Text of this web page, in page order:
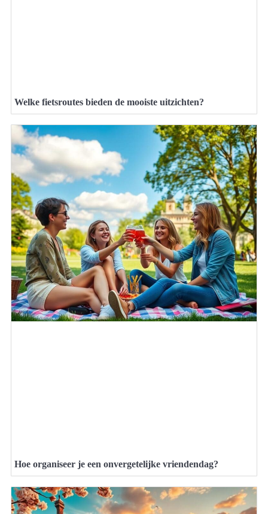
Welke fietsroutes bieden de mooiste uitzichten?
Hoe organiseer je een onvergetelijke vriendendag?